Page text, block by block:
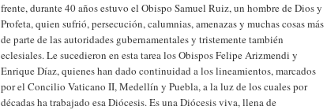
frente, durante 40 años estuvo el Obispo Samuel Ruiz, un hombre de Dios y
Profeta, quien sufrió, persecución, calumnias, amenazas y muchas cosas más
de parte de las autoridades gubernamentales y tristemente también
eclesiales. Le sucedieron en esta tarea los Obispos Felipe Arizmendi y
Enrique Díaz, quienes han dado continuidad a los lineamientos, marcados
por el Concilio Vaticano II, Medellín y Puebla, a la luz de los cuales por
décadas ha trabajado esa Diócesis. Es una Diócesis viva, llena de